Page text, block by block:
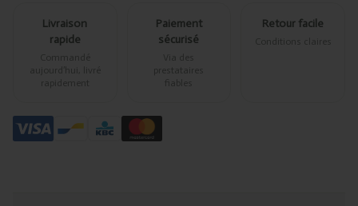
Livraison
rapide
Commandé
aujourd’hui, livré
rapidement
Paiement
sécurisé
Via des
prestataires
fiables
Retour facile
Conditions claires